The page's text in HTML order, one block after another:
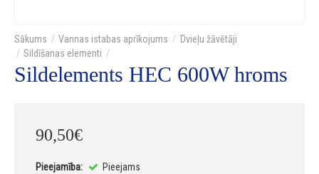
Vannas istabas aprīkojums
Dvieļu žāvētāji
Sildīšanas elementi
Sildelements HEC 600W hroms
90,50€
Pieejamība:
Pieejams